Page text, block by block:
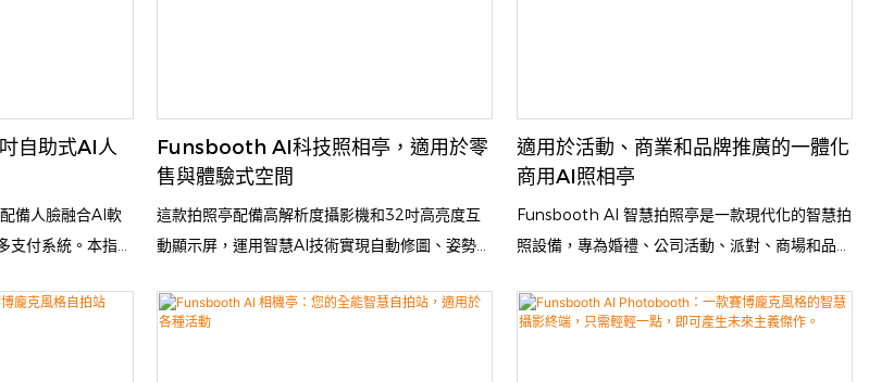
自助式AI人
備人臉融合AI軟
支付系統。本指南
高人流量零售場
Funsbooth AI科技照相亭，適用於零
售與體驗式空間
這款拍照亭配備高解析度攝影機和32吋高亮度互
動顯示屏，運用智慧AI技術實現自動修圖、姿勢輔
境自動調節，確保每次拍攝都能獲得清晰、美觀的
適用於活動、商業和品牌推廣的一體化
商用AI照相亭
Funsbooth AI 智慧拍照亭是一款現代化的智慧拍
照設備，專為婚禮、公司活動、派對、商場和品牌
清攝影機和動態 RGB 燈光，可拍攝出清晰生動、